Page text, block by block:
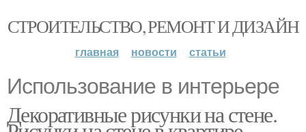
СТРОИТЕЛЬСТВО, РЕМОНТ И ДИЗАЙН
главная новости статьи
Использование в интерьере
Декоративные рисунки на стене.